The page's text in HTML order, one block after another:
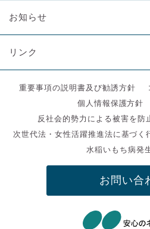
お知らせ
リンク
重要事項の説明書及び勧誘方針
個人情報保護方針
反社会的勢力による被害を防
次世代法・女性活躍推進法に基づく
水稲いもち病発
お問い合